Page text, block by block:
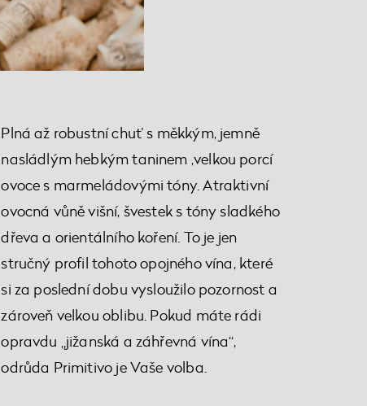
Plná až robustní chuť s měkkým, jemně
nasládlým hebkým taninem ,velkou porcí
ovoce s marmeládovými tóny. Atraktivní
ovocná vůně višní, švestek s tóny sladkého
dřeva a orientálního koření. To je jen
stručný profil tohoto opojného vína, které
si za poslední dobu vysloužilo pozornost a
zároveň velkou oblibu. Pokud máte rádi
opravdu „jižanská a záhřevná vína“,
odrůda Primitivo je Vaše volba.